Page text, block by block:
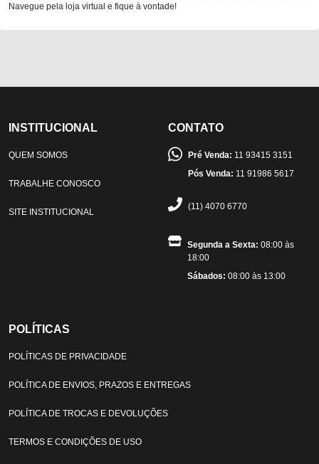
Navegue pela loja virtual e fique à vontade!
INSTITUCIONAL
QUEM SOMOS
TRABALHE CONOSCO
SITE INSTITUCIONAL
CONTATO
Pré Venda: 11 93415 3151
Pós Venda: 11 91986 5617
(11) 4070 6770
Segunda a Sexta: 08:00 às
18:00
Sábados: 08:00 às 13:00
POLÍTICAS
POLÍTICAS DE PRIVACIDADE
POLÍTICA DE ENVIOS, PRAZOS E ENTREGAS
POLÍTICA DE TROCAS E DEVOLUÇÕES
TERMOS E CONDIÇÕES DE USO